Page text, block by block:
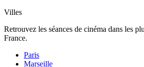
Villes
Retrouvez les séances de cinéma dans les
France.
Paris
Marseille